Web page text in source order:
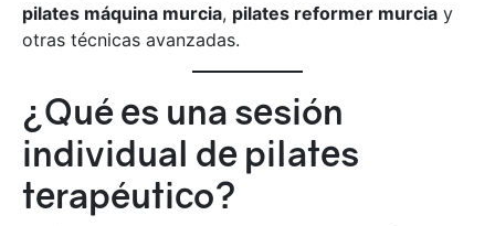
pilates máquina murcia, pilates reformer murcia y
otras técnicas avanzadas.
¿Qué es una sesión
individual de pilates
terapéutico?